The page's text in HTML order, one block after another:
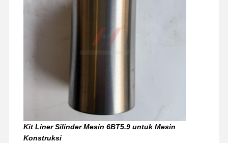
Produk
VR
Kit Liner Silinder Mesin 6BT5.9 untuk Mesin
Konstruksi